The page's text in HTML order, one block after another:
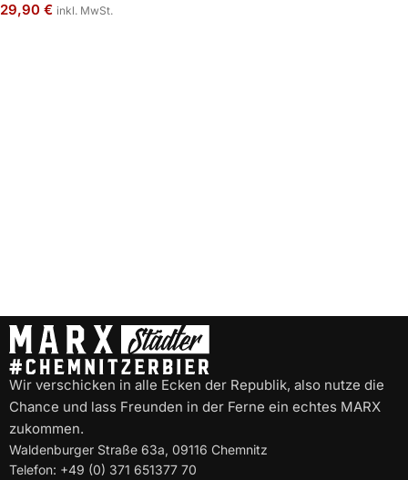
29,90 € inkl. MwSt.
Wir verschicken in alle Ecken der Republik, also nutze die
Chance und lass Freunden in der Ferne ein echtes MARX
zukommen.
Waldenburger Straße 63a, 09116 Chemnitz
Telefon: +49 (0) 371 651377 70